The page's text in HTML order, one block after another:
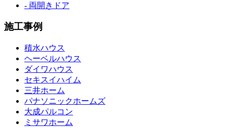
- 両開きドア
施工事例
積水ハウス
ヘーベルハウス
ダイワハウス
セキスイハイム
三井ホーム
パナソニックホームズ
大成パルコン
ミサワホーム